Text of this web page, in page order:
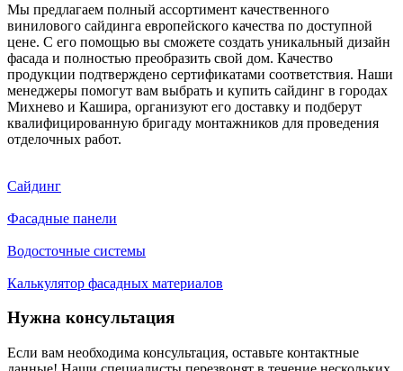
Мы предлагаем полный ассортимент качественного
винилового сайдинга европейского качества по доступной
цене. С его помощью вы сможете создать уникальный дизайн
фасада и полностью преобразить свой дом. Качество
продукции подтверждено сертификатами соответствия. Наши
менеджеры помогут вам выбрать и купить сайдинг в городах
Михнево и Кашира, организуют его доставку и подберут
квалифицированную бригаду монтажников для проведения
отделочных работ.
Сайдинг
Фасадные панели
Водосточные системы
Калькулятор фасадных материалов
Нужна консультация
Если вам необходима консультация, оставьте контактные